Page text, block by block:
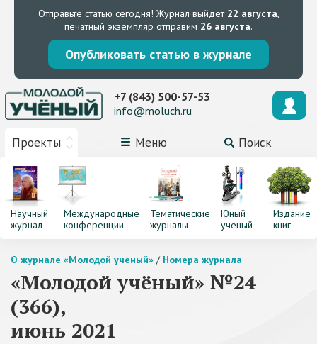
Отправьте статью сегодня! Журнал выйдет 22 августа,
печатный экземпляр отправим 26 августа.
Опубликовать статью в журнале
Проекты Меню Поиск
+7 (843) 500-57-53
info@moluch.ru
Научный
журнал
Международные
конференции
Тематические
журналы
Юный
ученый
Издание
книг
О журнале «Молодой ученый» / Номера журнала
«Молодой учёный» №24
(366),
июнь 2021